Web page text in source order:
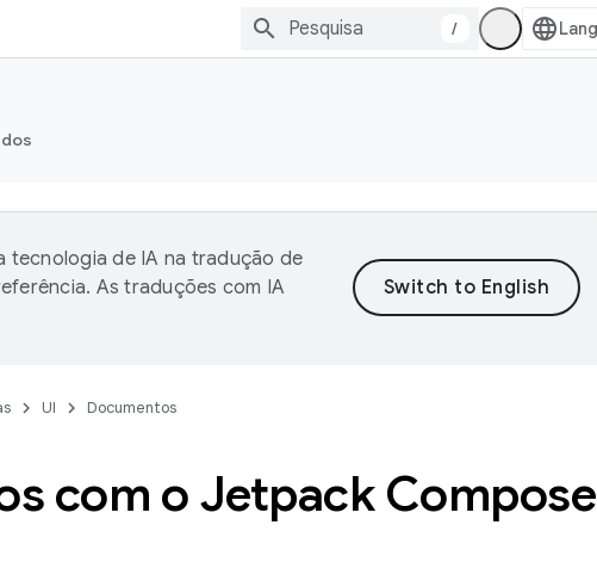
/
tecnologia de IA na tradução de
As traduções com IA
UI Documentos
com o Jetpack Compose